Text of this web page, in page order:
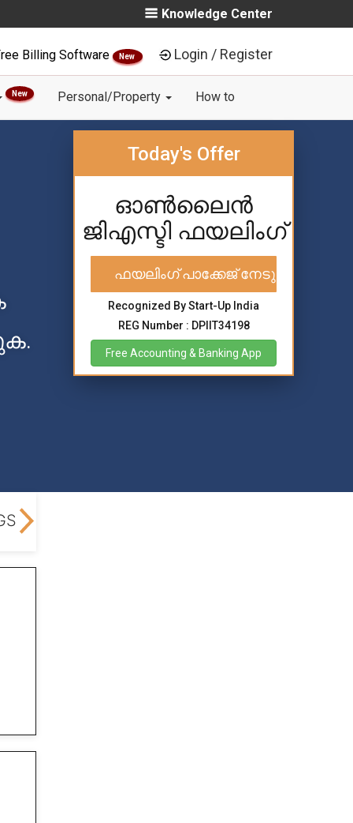
Knowledge Center
Billing Software New Login / Register
New Personal/Property How to
Today's Offer
ഓൺലൈൻ
ജിഎസ്ടി ഫയലിംഗ്
ഫയലിംഗ് പാക്കേജ് നേടുക
Recognized By Start-Up India
REG Number : DPIIT34198
Free Accounting & Banking App
Return